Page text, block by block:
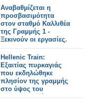
σιδηροδρομικής
γραμμής.
Αναβαθμίζεται η
προσβασιμότητα
στον σταθμό Καλλιθέα
της Γραμμής 1 -
Ξεκινούν οι εργασίες.
Hellenic Train:
Εξαιτίας πυρκαγιάς
που εκδηλώθηκε
πλησίον της γραμμής
στο ύψος του
Ευαγγελισμού